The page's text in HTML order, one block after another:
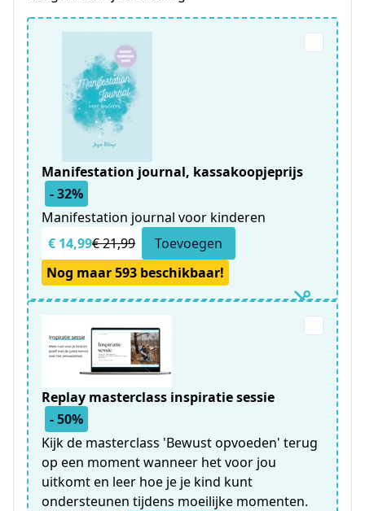
Manifestation journal, kassakoopjeprijs
- 32%
Manifestation journal voor kinderen
€ 14,99€ 21,99
Toevoegen
Nog maar 593 beschikbaar!
Replay masterclass inspiratie sessie
- 50%
Kijk de masterclass 'Bewust opvoeden' terug
op een moment wanneer het voor jou
uitkomt en leer hoe je je kind kunt
ondersteunen tijdens moeilijke momenten.